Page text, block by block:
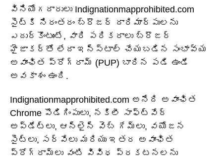
వినియోగదారులు Indignationmapprohibited.com
సైట్‌కి నిరంతరం బ్రౌజర్ దారిమార్పులను
ఎదుర్కొంటుంటే, వారి పరికరాలు బ్రౌజర్
హైజాకర్‌తో లేదా ఇన్‌స్టాల్ చేయబడిన సంభావ్య
అవాంఛిత ప్రోగ్రామ్ (PUP) బారిన పడి ఉండే
అవకాశం ఉంది.
Indignationmapprohibited.com అనేది అవాంఛిత
Chrome పొడిగింపులు, నకిలీ సాఫ్ట్‌వేర్
అప్‌డేట్‌లు, ఆన్‌లైన్ వెబ్ గేమ్‌లు, వయోజన
సైట్‌లు, సర్వేలు మరియు ఇతర అవాంఛిత
ప్రోగ్రామ్‌లు వంటి వివిధ ప్రకటనలను